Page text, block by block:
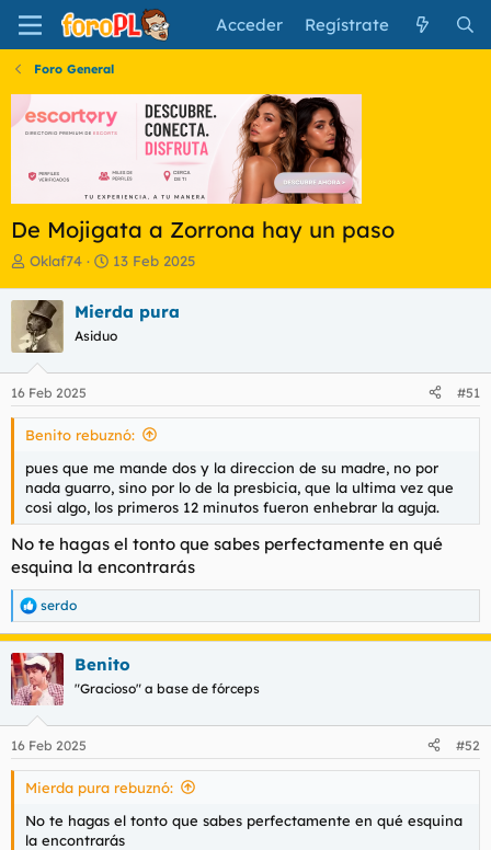
Acceder Regístrate
Foro General
De Mojigata a Zorrona hay un paso
I
i
c
i
a
d
o
r
d
l
t
e
m
a
Oklaf74
F
h
a
e
n
i
i
o
13 Feb 2025
Mierda pura
Asiduo
16 Feb 2025 #51
Benito rebuznó:
pues que me mande dos y la direccion de su madre, no por
nada guarro, sino por lo de la presbicia, que la ultima vez que
cosi algo, los primeros 12 minutos fueron enhebrar la aguja.
No te hagas el tonto que sabes perfectamente en qué
esquina la encontrarás
R
e
a
c
c
i
e
s
serdo
Benito
"Gracioso" a base de fórceps
16 Feb 2025 #52
Mierda pura rebuznó:
No te hagas el tonto que sabes perfectamente en qué esquina
la encontrarás